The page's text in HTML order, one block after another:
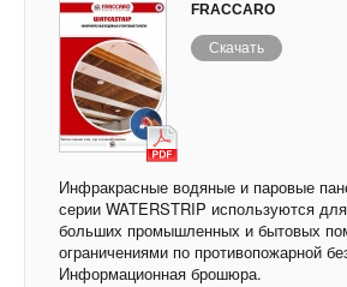
FRACCARO
Скачать
Инфракрасные водяные и паровые
серии WATERSTRIP используются
больших промышленных и бытовых
ограничениями по противопожарной
Информационная брошюра.